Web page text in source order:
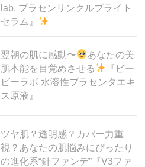
lab. プラセンリンクルブライト
セラム』
翌朝の肌に感動〜
あなたの美
肌本能を目覚めさせる
『ビー
ビーラボ 水溶性プラセンタエキ
ス原液』
ツヤ肌？透明感？カバー力重
視？あなたの肌悩みにぴったり
の進化系“針ファンデ”『V3ファ